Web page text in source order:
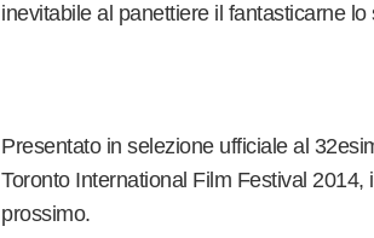
inevitabile al panettiere il fantasticarne
Presentato in selezione ufficiale al
Toronto International Film Festival
prossimo.